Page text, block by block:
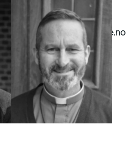
Dag Martin Østevold
dagmartin@bergenfrikirke.no
91244063